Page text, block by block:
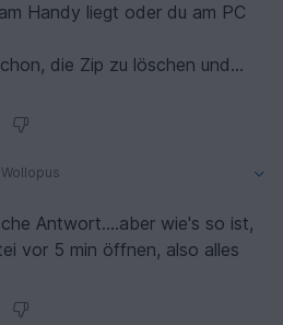
Handy liegt oder du am PC
die Zip zu löschen und
herunter zu laden.
Wollopus
Antwort....aber wie's so ist,
vor 5 min öffnen, also alles